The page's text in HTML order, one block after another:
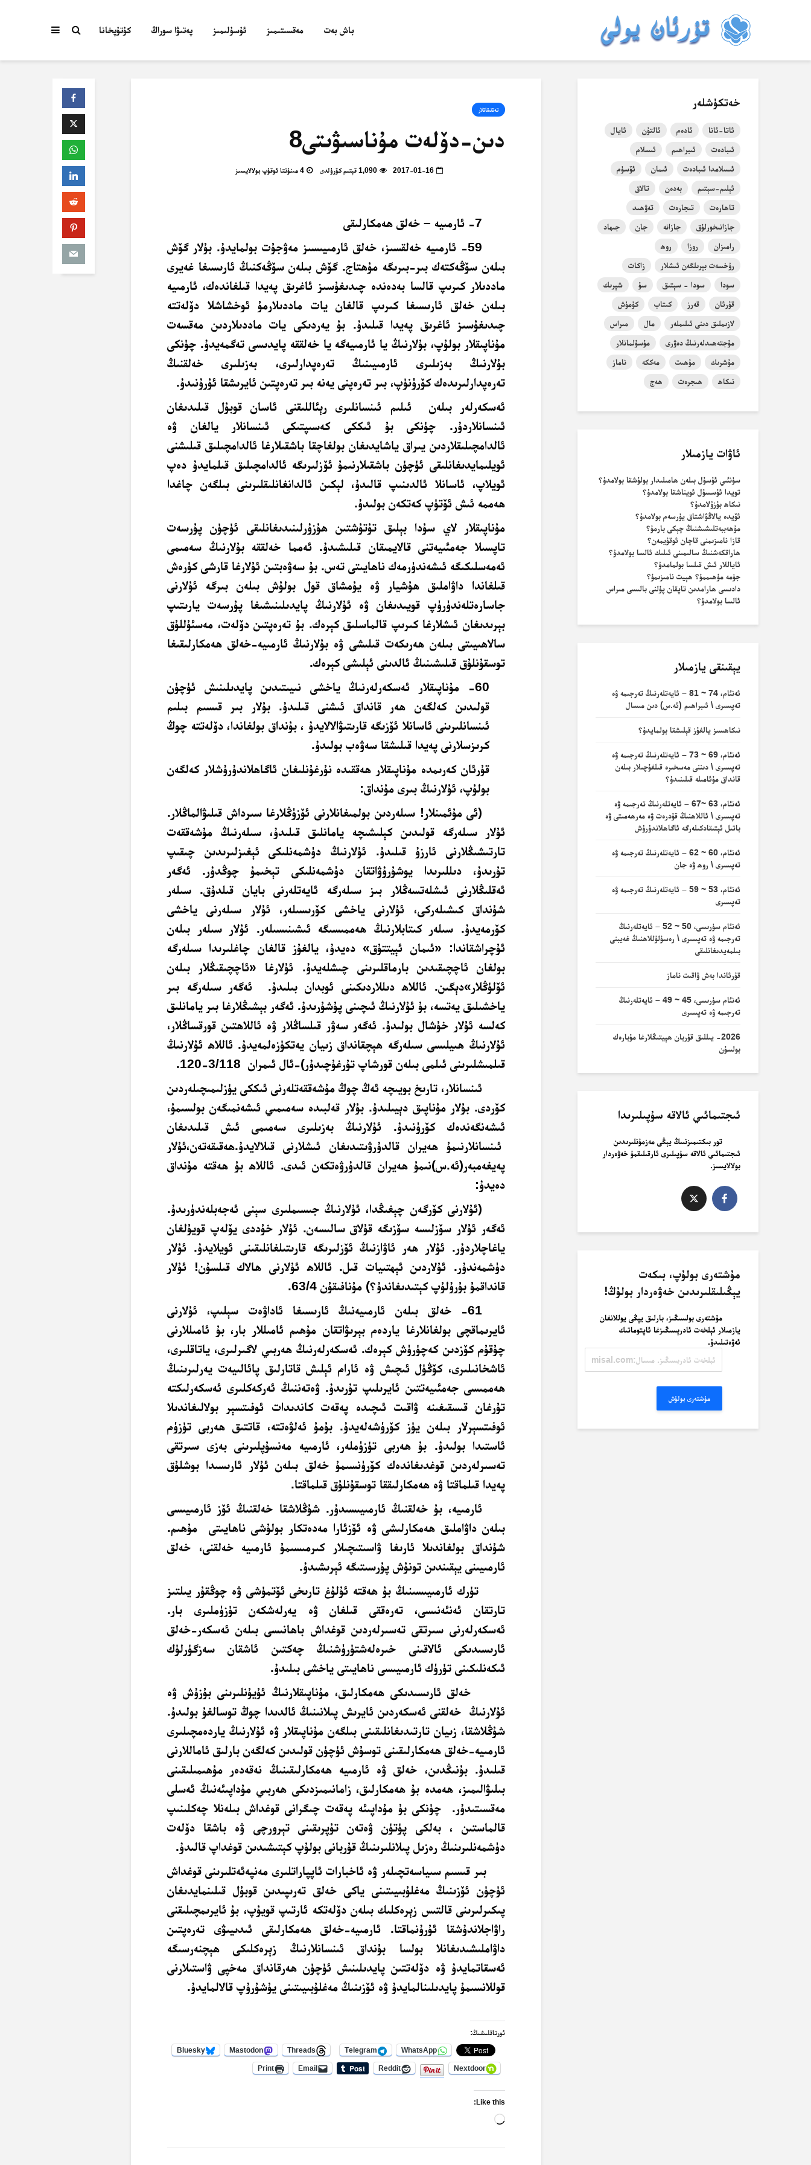
باش بەت مەقسىتىمىز ئۇسۇلىمىز پەتىۋا سوراڭ كۇتۇپخانا
تەتقىقاتلار
دىن-دۆلەت مۇناسىۋىتى8
2017-01-16 1,090 قېتىم كۆرۈلدى 4 مىنۇتتا ئوقۇپ بولالايسىز
7- ئارمىيە – خەلق ھەمكارلىقى
59- ئارمىيە خەلقسىز، خەلق ئارمىيىسىز مەۋجۇت بولمايدۇ. بۇلار گۆش
بىلەن سۆڭەكتەك بىر-بىرىگە مۇھتاج. گۆش بىلەن سۆڭەكنىڭ ئارىسىغا غەيرى
ماددىلار كىرىپ قالسا بەدەندە چىدىغۇسىز ئاغرىق پەيدا قىلغاندەك، ئارمىيە
بىلەن خەلق ئارىسىغا كىرىپ قالغان يات ماددىلارمۇ ئوخشاشلا دۆلەتتە
چىدىغۇسىز ئاغرىق پەيدا قىلىدۇ. بۇ يەردىكى يات ماددىلاردىن مەقسەت
مۇناپىقلار بولۇپ، بۇلارنىڭ يا ئارمىيەگە يا خەلققە پايدىسى تەگمەيدۇ. چۈنكى
بۇلارنىڭ بەزىلىرى ئارمىيىنىڭ تەرەپدارلىرى، بەزىلىرى خەلقنىڭ
تەرەپدارلىرىدەك كۆرۈنۈپ، بىر تەرەپنى يەنە بىر تەرەپتىن ئايرىشقا ئۇرۇنىدۇ.
ئەسكەرلەر بىلەن ئىلىم ئىنسانلىرى رېئاللىقنى ئاسان قوبۇل قىلىدىغان
ئىنسانلاردۇر. چۈنكى بۇ ئىككى كەسىپتىكى ئىنسانلار يالغان ۋە
ئالدامچىلىقلاردىن يىراق ياشايدىغان بولغاچقا باشقىلارغا ئالدامچىلىق قىلىشنى
ئويلىمايدىغانلىقى ئۈچۈن باشقىلارنىمۇ ئۆزلىرىگە ئالدامچىلىق قىلمايدۇ دەپ
ئويلاپ، ئاسانلا ئالدىنىپ قالىدۇ، لېكىن ئالدانغانلىقلىرىنى بىلگەن چاغدا
ھەممە ئىش ئۆتۈپ كەتكەن بولىدۇ.
مۇناپىقلار لاي سۇدا بېلىق تۇتۇشتىن ھۇزۇرلىنىدىغانلىقى ئۈچۈن پۇرسەت
تاپسىلا جەمئىيەتنى قالايمىقان قىلىشىدۇ. ئەمما خەلققە بۇلارنىڭ سەمىمى
ئەمەسلىكىگە ئىشەندۈرمەك ناھايىتى تەس. بۇ سەۋەبتىن ئۇلارغا قارشى كۈرەش
قىلغاندا داۋاملىق ھۇشيار ۋە يۇمشاق قول بولۇش بىلەن بىرگە ئۇلارنى
جاسارەتلەندۈرۈپ قويىدىغان ۋە ئۇلارنىڭ پايدىلىنىشىغا پۇرسەت يارىتىپ
بېرىدىغان ئىشلارغا كىرىپ قالماسلىق كېرەك. بۇ تەرەپتىن دۆلەت، مەسئۇللۇق
سالاھىيىتى بىلەن ھەرىكەت قىلىشى ۋە بۇلارنىڭ ئارمىيە-خەلق ھەمكارلىقىغا
توسقۇنلۇق قىلىشىنىڭ ئالدىنى ئېلىشى كېرەك.
60- مۇناپىقلار ئەسكەرلەرنىڭ ياخشى نىيىتىدىن پايدىلىنىش ئۈچۈن
قولىدىن كەلگەن ھەر قانداق ئىشنى قىلىدۇ. بۇلار بىر قىسىم بىلىم
ئىنسانلىرىنى ئاسانلا ئۆزىگە قارىتىۋالالايدۇ ، بۇنداق بولغاندا، دۆلەتتە چوڭ
كرىزسلارنى پەيدا قىلىشقا سەۋەب بولىدۇ.
قۇرئان كەرىمدە مۇناپىقلار ھەققىدە نۇرغۇنلىغان ئاگاھلاندۇرۇشلار كەلگەن
بولۇپ، ئۇلارنىڭ بىرى مۇنداق:
(ئى مۇئمىنلار! سىلەردىن بولمىغانلارنى ئۆزۈڭلارغا سىرداش قىلىۋالماڭلار.
ئۇلار سىلەرگە قولىدىن كېلىشىچە يامانلىق قىلىدۇ، سىلەرنىڭ مۇشەققەت
تارتىشىڭلارنى ئارزۇ قىلىدۇ. ئۇلارنىڭ دۈشمەنلىكى ئېغىزلىرىدىن چىقىپ
تۇرىدۇ، دىللىرىدا يوشۇرۇۋاتقان دۈشمەنلىكى تېخىمۇ چوڭدۇر. ئەگەر
ئەقلىڭلارنى ئىشلەتسەڭلار بىز سىلەرگە ئايەتلەرنى بايان قىلدۇق. سىلەر
شۇنداق كىشىلەركى، ئۇلارنى ياخشى كۆرىسىلەر، ئۇلار سىلەرنى ياخشى
كۆرمەيدۇ. سىلەر كىتابلارنىڭ ھەممىسىگە ئىشىنىسىلەر. ئۇلار سىلەر بىلەن
ئۇچراشقاندا: «ئىمان ئېيتتۇق» دەيدۇ، يالغۇز قالغان چاغلىرىدا سىلەرگە
بولغان ئاچچىقىدىن بارماقلىرىنى چىشلەيدۇ. ئۇلارغا «ئاچچىقىڭلار بىلەن
ئۆلۈڭلار»دېگىن. ئاللاھ دىللاردىكىنى ئوبدان بىلىدۇ. ئەگەر سىلەرگە بىر
ياخشىلىق يەتسە، بۇ ئۇلارنىڭ ئىچىنى پۇشۇرىدۇ. ئەگەر بېشىڭلارغا بىر يامانلىق
كەلسە ئۇلار خۇشال بولىدۇ. ئەگەر سەۋر قىلساڭلار ۋە ئاللاھتىن قورقساڭلار،
ئۇلارنىڭ ھىيلىسى سىلەرگە ھېچقانداق زىيان يەتكۈزەلمەيدۇ. ئاللاھ ئۇلارنىڭ
قىلمىشلىرىنى ئىلمى بىلەن قورشاپ تۇرغۇچىدۇر)-ئال ئىمران 3/118-120.
ئىنسانلار، تارىخ بويىچە ئەڭ چوڭ مۇشەققەتلەرنى ئىككى يۈزلىمىچىلەردىن
كۆردى. بۇلار مۇناپىق دېيىلىدۇ. بۇلار قەلبىدە سەمىمىي ئىشەنمىگەن بولسىمۇ،
ئىشەنگەندەك كۆرۈنىدۇ. ئۇلارنىڭ بەزىلىرى سەمىمى ئىش قىلىدىغان
ئىنسانلارنىمۇ ھەيران قالدۇرۋىتىدىغان ئىشلارنى قىلالايدۇ.ھەقىقەتەن،ئۇلار
پەيغەمبەر(ئە.س)نىمۇ ھەيران قالدۇرۋەتكەن ئىدى. ئاللاھ بۇ ھەقتە مۇنداق
دەيدۇ:
(ئۇلارنى كۆرگەن چېغىڭدا، ئۇلارنىڭ جىسىملىرى سېنى ئەجەبلەندۈرىدۇ.
ئەگەر ئۇلار سۆزلىسە سۆزىگە قۇلاق سالىسەن. ئۇلار خۇددى يۆلەپ قويۇلغان
ياغاچلاردۇر. ئۇلار ھەر ئاۋازنىڭ ئۆزلىرىگە قارىتىلغانلىقىنى ئويلايدۇ. ئۇلار
دۈشمەندۇر. ئۇلاردىن ئېھتىيات قىل. ئاللاھ ئۇلارنى ھالاك قىلسۇن! ئۇلار
قانداقمۇ بۇرۇلۇپ كېتىدىغاندۇ؟) مۇنافىقۇن 63/4.
61- خەلق بىلەن ئارمىيەنىڭ ئارىسىغا
ئاداۋەت سېلىپ، ئۇلارنى
ئايرىماقچى بولغانلارغا ياردەم بېرىۋاتقان مۇھىم ئامىللار بار، بۇ ئامىللارنى
چۇقۇم كۆزدىن كەچۈرۈش كېرەك.ئەسكەرلەرنىڭ ھەربىي لاگىرلىرى، ياتاقلىرى،
ئاشخانىلىرى، كۆڭۈل ئىچىش ۋە ئارام ئېلىش قاتارلىق پائالىيەت يەرلىرىنىڭ
ھەممىسى جەمئىيەتتىن ئايرىلىپ تۇرىدۇ. ۋەتەننىڭ ئەركەكلىرى ئەسكەرلىكتە
تۇرغان قىسقىغىنە ۋاقىت ئىچىدە پەقەت كاندىدات ئوفىتسېر بولالىغاندىلا
ئوفىتسېرلار بىلەن يۈز كۆرۈشەلەيدۇ. بۇمۇ ئەلۋەتتە، قاتتىق ھەربى تۈزۈم
ئاستىدا بولىدۇ. بۇ ھەربى تۈزۈملەر، ئارمىيە مەنسۇپلىرىنى بەزى سىرتقى
تەسىرلەردىن قوغدىغاندەك كۆرۈنسىمۇ خەلق بىلەن ئۇلار ئارىسىدا بوشلۇق
پەيدا قىلماقتا ۋە ھەمكارلىققا توسقۇنلۇق قىلماقتا.
ئارمىيە، بۇ خەلقنىڭ ئارمىيىسىدۇر. شۇڭلاشقا خەلقنىڭ ئۆز ئارمىيىسى
بىلەن داۋاملىق ھەمكارلىشى ۋە ئۆزئارا مەدەتكار بولۇشى ناھايىتى مۇھىم.
شۇنداق بولغاندىلا ئارىغا ۋاسىتىچىلار كىرمىسىمۇ ئارمىيە خەلقنى، خەلق
ئارمىيىنى يېقىندىن تونۇش پۇرسىتىگە ئېرىشىدۇ.
تۈرك ئارمىيىسىنىڭ بۇ ھەقتە ئۇلۇغ تارىخى ئۆتمۈشى ۋە چوڭقۇر يىلتىز
تارتقان ئەنئەنىسى، تەرەققى قىلغان ۋە يەرلەشكەن تۈزۈملىرى بار.
ئەسكەرلەرنى سىرتقى تەسىرلەردىن قوغداش باھانىسى بىلەن ئەسكەر-خەلق
ئارىسىدىكى ئالاقىنى خىرەلەشتۈرۈشنىڭ چەكتىن ئاشقان سەزگۈرلۈك
ئىكەنلىكىنى تۈرۈك ئارمىيىسى ناھايىتى ياخشى بىلىدۇ.
خەلق ئارىسىدىكى ھەمكارلىق، مۇناپىقلارنىڭ ئۇيۇنلىرىنى بۇزۇش ۋە
ئۇلارنىڭ خەلقنى ئەسكەردىن ئايرىش پىلانىنىڭ ئالدىدا چوڭ توسالغۇ بولىدۇ.
شۇڭلاشقا، زىيان تارتىدىغانلىقىنى بىلگەن مۇناپىقلار ۋە ئۇلارنىڭ ياردەمچىلىرى
ئارمىيە-خەلق ھەمكارلىقىنى توسۇش ئۈچۈن قولىدىن كەلگەن بارلىق ئاماللارنى
قىلىدۇ. بۇنىڭدىن، خەلق ۋە ئارمىيە ھەمكارلىقىنىڭ نەقەدەر مۇھىمىلىقىنى
بىلىۋالىمىز، ھەمدە بۇ ھەمكارلىق، زامانىمىزدىكى ھەربىي مۇداپىئەنىڭ ئەسلى
مەقسىتىدۇر. چۈنكى بۇ مۇداپىئە پەقەت چىگرانى قوغداش بىلەنلا چەكلىنىپ
قالماستىن ، بەلكى پۈتۈن ۋەتەن تۇپرىقىنى تېرورچى ۋە باشقا دۆلەت
دۈشمەنلىرىنىڭ رەزىل پىلانلىرىنىڭ قۇربانى بولۇپ كېتىشىدىن قوغداپ قالىدۇ.
بىر قىسىم سىياسەتچىلەر ۋە ئاخبارات ئاپپاراتلىرى مەنپەئەتلىرىنى قوغداش
ئۈچۈن ئۆزىنىڭ مەغلۇبىيىتىنى ياكى خەلق تەرىپىدىن قوبۇل قىلىنمايدىغان
پىكىرلىرىنى قالتىس زېرەكلىك بىلەن دۆلەتكە ئارتىپ قويۇپ، بۇ ئايرىمچىلىقنى
راۋاجلاندۇشقا ئۇرۇنماقتا. ئارمىيە-خەلق ھەمكارلىقى ئىدىيىۋى تەرەپتىن
داۋاملىشىدىغانلا بولسا بۇنداق ئىنسانلارنىڭ زېرەكلىكى ھېچنەرسىگە
ئەسقاتمايدۇ ۋە دۆلەتتىن پايدىلىنىش ئۈچۈن ھەرقانداق مەخپى ۋاستىلارنى
قوللانسىمۇ پايدىلىنالمايدۇ ۋە ئۆزىنىڭ مەغلۇبىيىتىنى يۇشۇرۇپ قالالمايدۇ.
ئورتاقلىشىڭ:
WhatsApp
Telegram
Threads
Mastodon
Bluesky
Nextdoor
Reddit
Email
Print
Like this:
Loading…
خەتكۈشلەر
ئاتا-ئانا ئادەم ئالتۇن
ئايال
ئىبادەت
ئىبراھىم
ئىسلام
ئىسلامدا ئىبادەت
ئىمان
ئۆسۈم
ئېلىم-سېتىم
بەدەن
تالاق
تاھارەت
تىجارەت
تەۋھىد
جازانىخورلۇق
جازانە جان
جىھاد
رامىزان
روزا
روھ
رۇخسەت بېرىلگەن ئىشلار
زاكات
سودا
سودا - سېتىق سۇ
شېرىك
قۇرئان
قەرز كىتاب
كۈمۈش
لازىملىق دىنى ئىلىملەر
مال
مىراس
مۇجتەھىدلەرنىڭ دەۋرى
مۇسۇلمانلار
مۇشرىك
مۇھىت مەككە
ناماز
نىكاھ
ھىجرەت ھەج
ئاۋات يازمىلار
سۈنئىي ئۇسۇل بىلەن ھامىلىدار بولۇشقا بولامدۇ؟
تويدا ئۇسسۇل ئويناشقا بولامدۇ؟
نىكاھ بۇزۇلامدۇ؟
ئۆيدە يالاڭۋاشتاق يۈرسەم بولامدۇ؟
مۇھەببەتلىشىشنىڭ چېكى بارمۇ؟
قازا نامىزىمنى قاچان ئوقۇيمەن؟
ھاراقكەشنىڭ سالىمىنى ئىلىك ئالسا بولامدۇ؟
ئاياللار ئىش قىلسا بولمامدۇ؟
جۈمە مۇھىممۇ؟ ھېيت نامىزىمۇ؟
دادىسى ھارامدىن تاپقان پۇلنى بالىسى مىراس
ئالسا بولامدۇ؟
يېقىنقى يازمىلار
ئەنئام، 74 ~ 81 – ئايەتلەرنىڭ تەرجىمە ۋە
تەپسىرى \ ئىبراھىم (ئە.س) دىن مىسال
نىكاھسىز يالغۇز قېلىشقا بولمايدۇ؟
ئەنئام، 69 ~ 73 – ئايەتلەرنىڭ تەرجىمە ۋە
تەپسىرى \ دىننى مەسخىرە قىلغۇچىلار بىلەن
قانداق مۇئامىلە قىلىنىدۇ؟
ئەنئام، 63 ~67 – ئايەتلەرنىڭ تەرجىمە ۋە
تەپسىرى \ ئاللاھنىڭ قۇدرەت ۋە مەرھەمىتى ۋە
باتىل ئېتىقادكىلەرگە ئاگاھلاندۇرۇش
ئەنئام، 60 ~ 62 – ئايەتلەرنىڭ تەرجىمە ۋە
تەپسىرى \ روھ ۋە جان
ئەنئام، 53 ~ 59 – ئايەتلەرنىڭ تەرجىمە ۋە
تەپسىرى
ئەنئام سۈرىسى، 50 ~ 52 – ئايەتلەرنىڭ
تەرجىمە ۋە تەپسىرى \ رەسۇلۇللاھنىڭ غەيبنى
بىلمەيدىغانلىقى
قۇرئاندا بەش ۋاقىت ناماز
ئەنئام سۈرىسى، 45 ~ 49 – ئايەتلەرنىڭ
تەرجىمە ۋە تەپسىرى
2026- يىللىق قۇربان ھېيتىڭلارغا مۇبارەك
بولسۇن
ئىجتىمائىي ئالاقە سۇپىلىرىدا
تور بىكتىمىزنىىڭ يېڭى مەزمۇنلىرىدىن
ئىجتىمائىي ئالاقە سۇپىلىرى ئارقىلىقمۇ خەۋەردار
بولالايسىز.
مۇشتەرى بولۇپ، بىكەت
يېڭىلىقلىرىدىن خەۋەردار بولۇڭ!
مۇشتەرى بولسىڭىز، بارلىق يېڭى يوللانغان
يازمىلار ئېلخەت ئادرېسىڭىزغا ئاپتوماتىك
ئەۋەتىلىدۇ.
ئادرېسىڭىز.
مۇشتەرى بولۇش